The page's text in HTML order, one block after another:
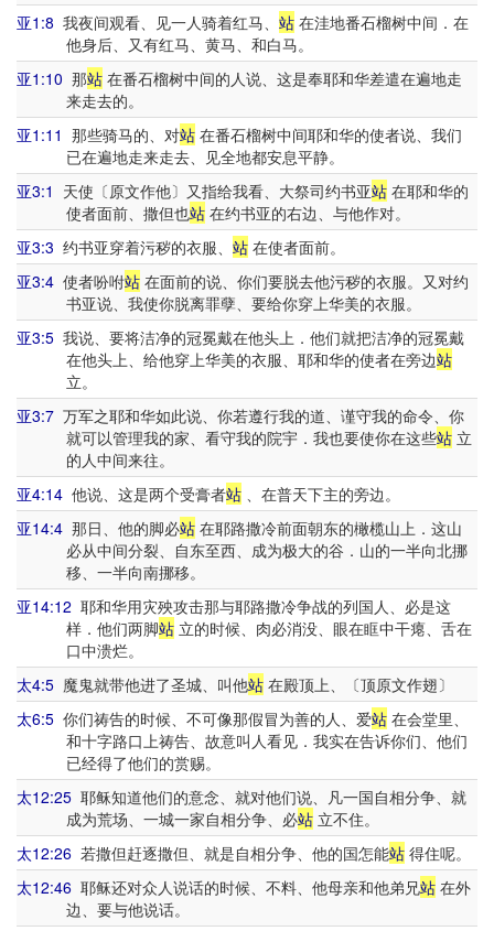
亚1:8 我夜间观看、见一人骑着红马、 站 在洼地番石榴树中间．在
他身后、又有红马、黄马、和白马。
亚1:10 那站 在番石榴树中间的人说、这是奉耶和华差遣在遍地走
来走去的。
亚1:11 那些骑马的、对站 在番石榴树中间耶和华的使者说、我们
已在遍地走来走去、见全地都安息平静。
亚3:1 天使〔原文作他〕又指给我看、大祭司约书亚站 在耶和华的
使者面前、撒但也站在约书亚的右边、与他作对。
亚3:3 约书亚穿着污秽的衣服、 站 在使者面前。
亚3:4 使者吩咐站 在面前的说、你们要脱去他污秽的衣服。又对约
书亚说、我使你脱离罪孽、要给你穿上华美的衣服。
亚3:5 我说、要将洁净的冠冕戴在他头上．他们就把洁净的冠冕戴
在他头上、给他穿上华美的衣服、耶和华的使者在旁边站
立。
亚3:7 万军之耶和华如此说、你若遵行我的道、谨守我的命令、你
就可以管理我的家、看守我的院宇．我也要使你在这些站立
的人中间来往。
亚4:14 他说、这是两个受膏者站 、在普天下主的旁边。
亚14:4 那日、他的脚必站 在耶路撒冷前面朝东的橄榄山上．这山
必从中间分裂、自东至西、成为极大的谷．山的一半向北挪
移、一半向南挪移。
亚14:12 耶和华用灾殃攻击那与耶路撒冷争战的列国人、必是这
样．他们两脚站立的时候、肉必消没、眼在眶中干瘪、舌在
口中溃烂。
太4:5 魔鬼就带他进了圣城、叫他站 在殿顶上、〔顶原文作翅〕
太6:5 你们祷告的时候、不可像那假冒为善的人、爱站 在会堂里、
和十字路口上祷告、故意叫人看见．我实在告诉你们、他们
已经得了他们的赏赐。
太12:25 耶稣知道他们的意念、就对他们说、凡一国自相分争、就
成为荒场、一城一家自相分争、必站立不住。
太12:26 若撒但赶逐撒但、就是自相分争、他的国怎能站 得住呢。
太12:46 耶稣还对众人说话的时候、不料、他母亲和他弟兄站 在外
边、要与他说话。